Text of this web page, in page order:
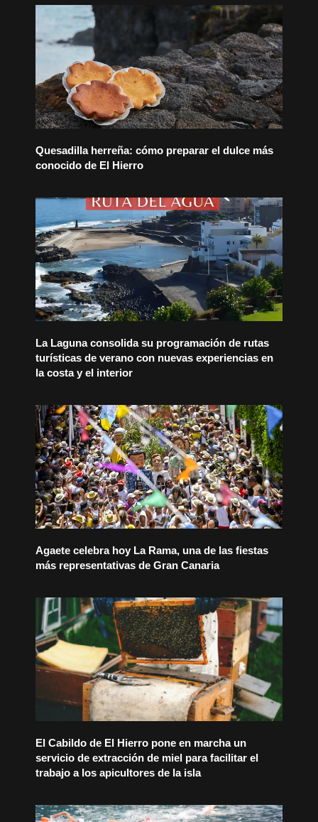
Quesadilla herreña: cómo preparar el dulce más
conocido de El Hierro
La Laguna consolida su programación de rutas
turísticas de verano con nuevas experiencias en
la costa y el interior
Agaete celebra hoy La Rama, una de las fiestas
más representativas de Gran Canaria
El Cabildo de El Hierro pone en marcha un
servicio de extracción de miel para facilitar el
trabajo a los apicultores de la isla